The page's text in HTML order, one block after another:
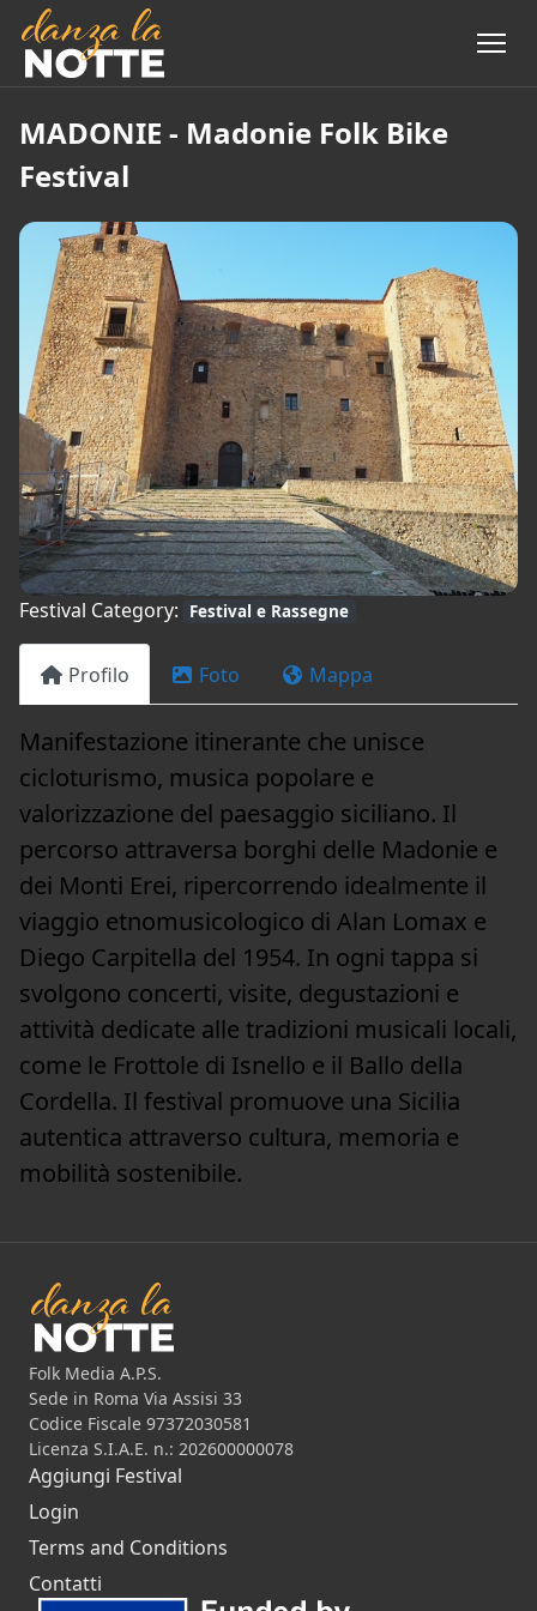
MADONIE - Madonie Folk Bike
Festival
Festival Category: Festival e Rassegne
Profilo Foto Mappa
Manifestazione itinerante che unisce
cicloturismo, musica popolare e
valorizzazione del paesaggio siciliano. Il
percorso attraversa borghi delle Madonie e
dei Monti Erei, ripercorrendo idealmente il
viaggio etnomusicologico di Alan Lomax e
Diego Carpitella del 1954. In ogni tappa si
svolgono concerti, visite, degustazioni e
attività dedicate alle tradizioni musicali locali,
come le Frottole di Isnello e il Ballo della
Cordella. Il festival promuove una Sicilia
autentica attraverso cultura, memoria e
mobilità sostenibile.
Folk Media A.P.S.
Sede in Roma Via Assisi 33
Codice Fiscale 97372030581
Licenza S.I.A.E. n.: 202600000078
Aggiungi Festival
Login
Terms and Conditions
Contatti